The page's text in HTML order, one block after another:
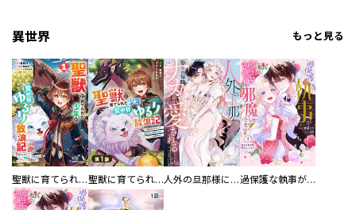
異世界 もっと見る
聖獣に育てられた少年の異世界ゆるり放浪記～神様からもらったチート魔法で、仲間たちとスローライフを満喫中～ 聖獣に育てられた少年の異世界ゆるり放浪記～神様からもらったチート魔法で、仲間たちとスローライフを満喫中～【分冊版】 人外の旦那様に娶られ毎晩ナカまで愛される…。アンソロジー 過保護な執事が私の婚活を邪魔してきます！ 分冊版